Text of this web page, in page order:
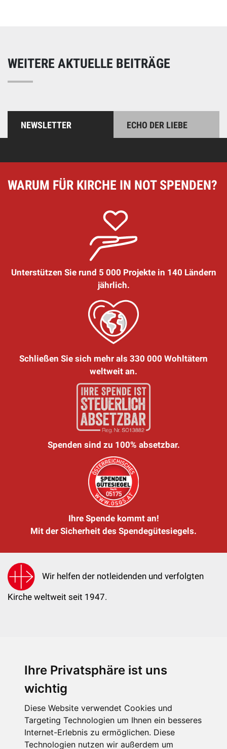
Ihre Privatsphäre ist uns
wichtig
Diese Website verwendet Cookies und
Targeting Technologien um Ihnen ein besseres
Internet-Erlebnis zu ermöglichen. Diese
Technologien nutzen wir außerdem um
WEITERE AKTUELLE BEITRÄGE
NEWSLETTER ECHO DER LIEBE
WARUM FÜR KIRCHE IN NOT SPENDEN?
Unterstützen Sie rund 5 000 Projekte in 140 Ländern
jährlich.
Schließen Sie sich mehr als 330 000 Wohltätern
weltweit an.
Spenden sind zu 100% absetzbar.
Ihre Spende kommt an!
Mit der Sicherheit des Spendegütesiegels.
Wir helfen der notleidenden und verfolgten
Kirche weltweit seit 1947.
KIRCHE IN NOT - Österreich
kin@kircheinnot.at
KIN weltweit